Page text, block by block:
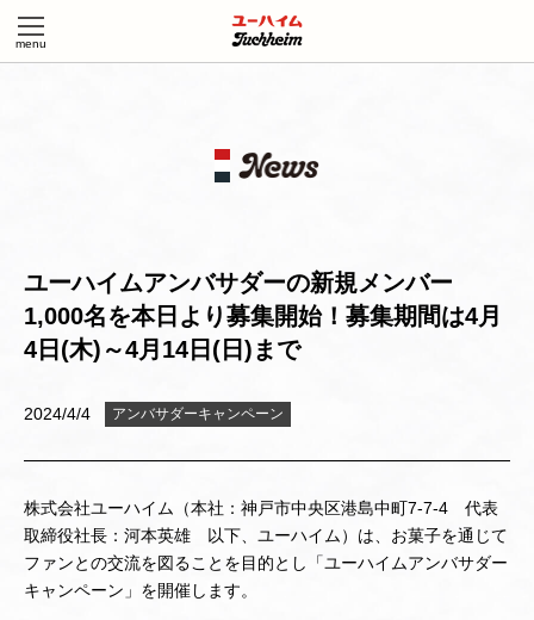
ユーハイムアンバサダーの新規メンバー
1,000名を本日より募集開始！募集期間は4月
4日(木)～4月14日(日)まで
2024/4/4 アンバサダーキャンペーン
株式会社ユーハイム（本社：神戸市中央区港島中町7-7-4 代表
取締役社長：河本英雄 以下、ユーハイム）は、お菓子を通じて
ファンとの交流を図ることを目的とし「ユーハイムアンバサダー
キャンペーン」を開催します。